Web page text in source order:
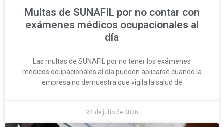
Multas de SUNAFIL por no contar con
exámenes médicos ocupacionales al
día
Las multas de SUNAFIL por no tener los exámenes
médicos ocupacionales al día pueden aplicarse cuando la
empresa no demuestra que vigila la salud de
24 de julio de 2026